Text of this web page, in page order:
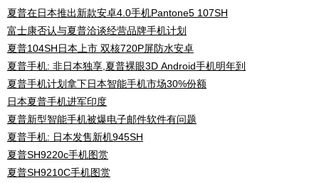
夏普在日本推出新款安卓4.0手机Pantone5 107SH
富士康否认与夏普洽谈经营品牌手机计划
夏普104SH日本上市 双核720P屏防水安卓
夏普手机: 非日本独享,夏普裸眼3D Android手机明年到
夏普手机计划拿下日本智能手机市场30%份额
日本夏普手机进军印度
夏普新型智能手机被爆电子邮件软件有问题
夏普手机: 日本发售新机945SH
夏普SH9220c手机图赏
夏普SH9210C手机图赏